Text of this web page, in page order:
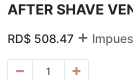
AFTER SHAVE
RD$ 508.47 +